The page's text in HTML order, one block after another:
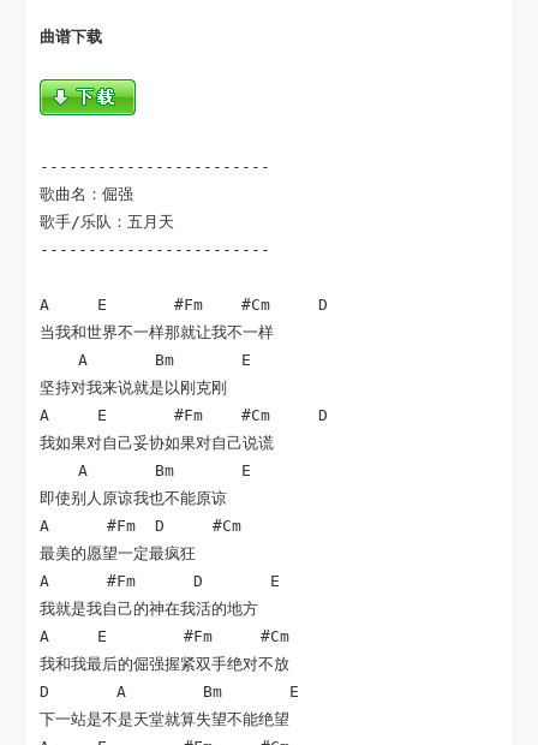
曲谱下载
------------------------
歌曲名：倔强
歌手/乐队：五月天
------------------------
A     E       #Fm    #Cm     D
当我和世界不一样那就让我不一样
    A       Bm       E
坚持对我来说就是以刚克刚
A     E       #Fm    #Cm     D
我如果对自己妥协如果对自己说谎
    A       Bm       E
即使别人原谅我也不能原谅
A      #Fm  D     #Cm
最美的愿望一定最疯狂
A      #Fm      D       E
我就是我自己的神在我活的地方
A     E        #Fm     #Cm
我和我最后的倔强握紧双手绝对不放
D       A        Bm       E
下一站是不是天堂就算失望不能绝望